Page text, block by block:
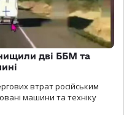
дві ББМ та
втрат російським
машини та техніку